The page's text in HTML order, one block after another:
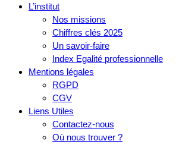
L’institut
Nos missions
Chiffres clés 2025
Un savoir-faire
Index Egalité professionnelle
Mentions légales
RGPD
CGV
Liens Utiles
Contactez-nous
Où nous trouver ?